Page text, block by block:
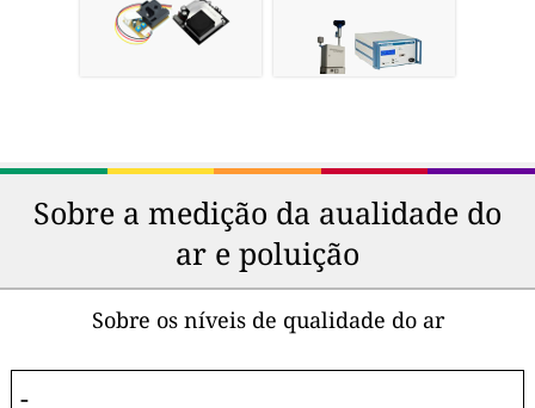
Sobre a medição da aualidade do
ar e poluição
Sobre os níveis de qualidade do ar
-